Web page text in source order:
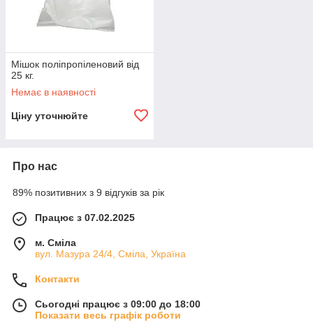
Мішок поліпропіленовий від
25 кг.
Немає в наявності
Ціну уточнюйте
Про нас
89% позитивних з 9 відгуків за рік
Працює з 07.02.2025
м. Сміла
вул. Мазура 24/4, Сміла, Україна
Контакти
Сьогодні працює з 09:00 до 18:00
Показати весь графік роботи